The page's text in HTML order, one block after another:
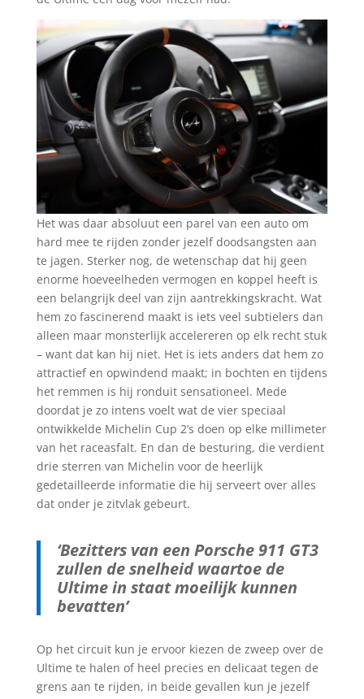
Het was daar absoluut een parel van een auto om
hard mee te rijden zonder jezelf doodsangsten aan
te jagen. Sterker nog, de wetenschap dat hij geen
enorme hoeveelheden vermogen en koppel heeft is
een belangrijk deel van zijn aantrekkingskracht. Wat
hem zo fascinerend maakt is iets veel subtielers dan
alleen maar monsterlijk accelereren op elk recht stuk
– want dat kan hij niet. Het is iets anders dat hem zo
attractief en opwindend maakt; in bochten en tijdens
het remmen is hij ronduit sensationeel. Mede
doordat je zo intens voelt wat de vier speciaal
ontwikkelde Michelin Cup 2’s doen op elke millimeter
van het raceasfalt. En dan de besturing, die verdient
drie sterren van Michelin voor de heerlijk
gedetailleerde informatie die hij serveert over alles
dat onder je zitvlak gebeurt.
‘Bezitters van een Porsche 911 GT3
zullen de snelheid waartoe de
Ultime in staat moeilijk kunnen
bevatten’
Op het circuit kun je ervoor kiezen de zweep over de
Ultime te halen of heel precies en delicaat tegen de
grens aan te rijden, in beide gevallen kun je jezelf